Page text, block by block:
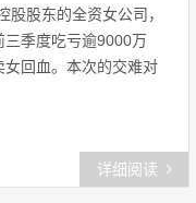
股东的全资女公司，
三季度吃亏逾9000万
回血。本次的交难对
详细阅读